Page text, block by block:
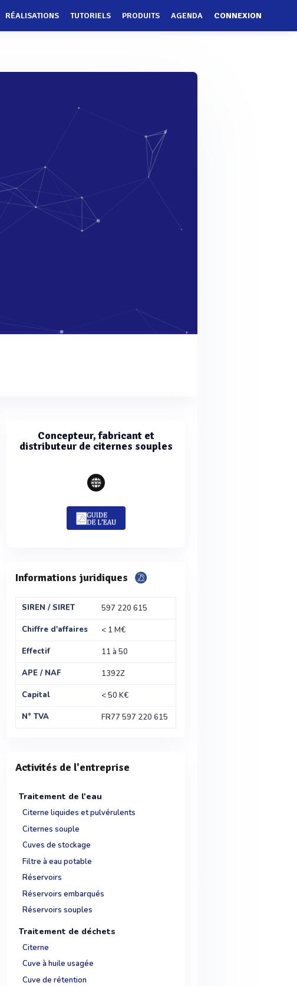
RÉALISATIONS TUTORIELS PRODUITS AGENDA CONNEXION
Concepteur, fabricant et
distributeur de citernes souples
Informations juridiques
SIREN / SIRET
597 220 615
Chiffre d'affaires
< 1 M€
Effectif
11 à 50
APE / NAF
1392Z
Capital
< 50 K€
N° TVA
FR77 597 220 615
Activités de l'entreprise
Traitement de l'eau
Citerne liquides et pulvérulents
Citernes souple
Cuves de stockage
Filtre à eau potable
Réservoirs
Réservoirs embarqués
Réservoirs souples
Traitement de déchets
Citerne
Cuve à huile usagée
Cuve de rétention